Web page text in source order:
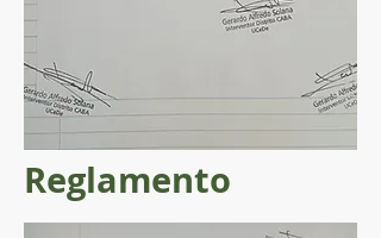
Reglamento